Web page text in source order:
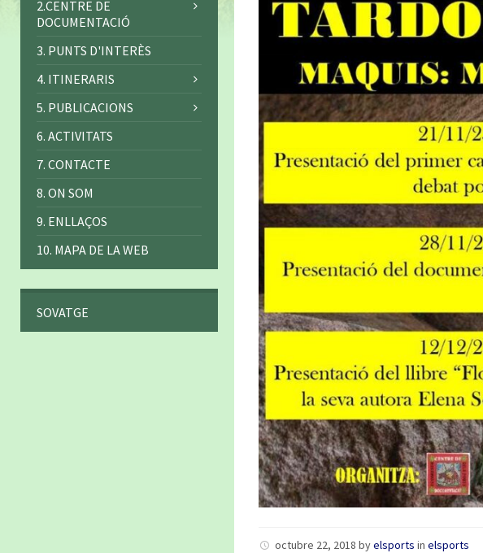
octubre 22, 2018 byelsports in elsports
2.CENTRE DE
DOCUMENTACIÓ
3. PUNTS D'INTERÈS
4. ITINERARIS
5. PUBLICACIONS
6. ACTIVITATS
7. CONTACTE
8. ON SOM
9. ENLLAÇOS
10. MAPA DE LA WEB
SOVATGE